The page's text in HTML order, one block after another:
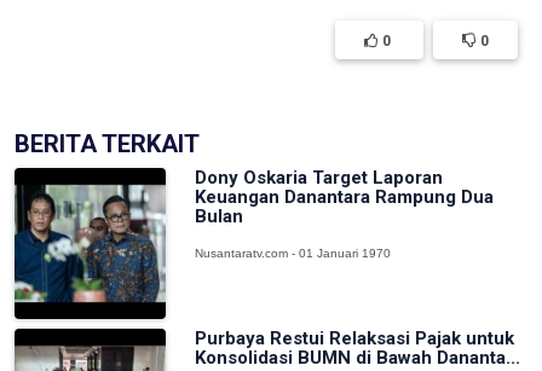
0 0
BERITA TERKAIT
Dony Oskaria Target Laporan
Keuangan Danantara Rampung Dua
Bulan
Nusantaratv.com - 01 Januari 1970
Purbaya Restui Relaksasi Pajak untuk
Konsolidasi BUMN di Bawah Dananta...